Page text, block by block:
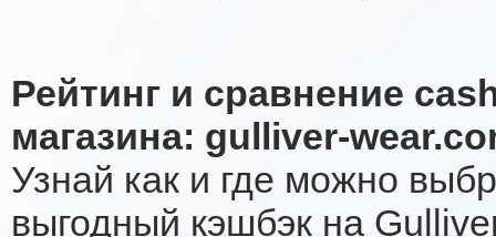
Рейтинг и сравнение
магазина: gulliver-
Узнай как и где можно
выгодный кэшбэк на